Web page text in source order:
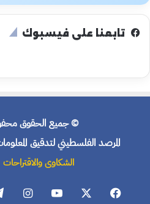
تابعنا على فيسبوك
© جميع الحقوق محفوظة
المرصد الفلسطيني لتدقيق
الشكاوى والاقتراحات
فيسبوك يوتيوب